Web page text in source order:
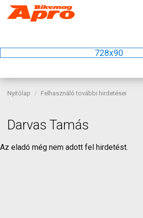
728x90
Nyitólap Felhasználó további hirdetései
Darvas Tamás
Az eladó még nem adott fel hirdetést.